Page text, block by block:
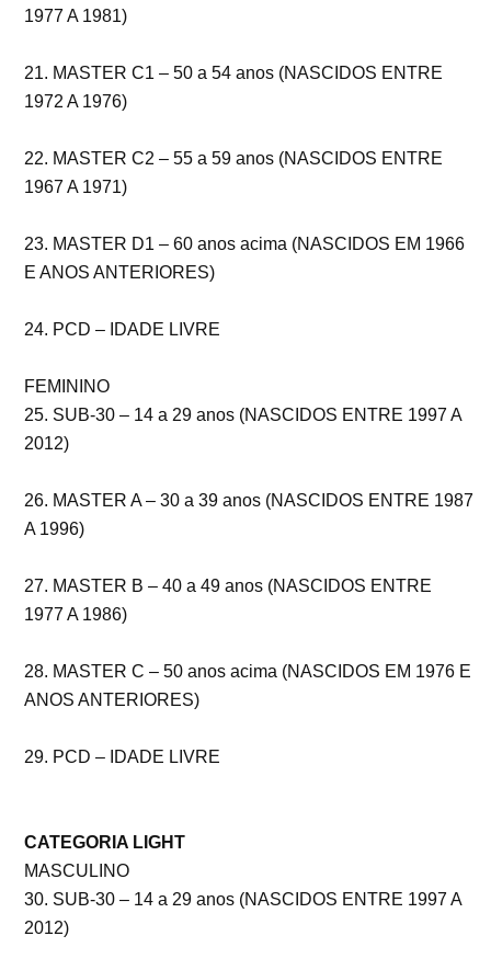
1977 A 1981)
21. MASTER C1 – 50 a 54 anos (NASCIDOS ENTRE
1972 A 1976)
22. MASTER C2 – 55 a 59 anos (NASCIDOS ENTRE
1967 A 1971)
23. MASTER D1 – 60 anos acima (NASCIDOS EM 1966
E ANOS ANTERIORES)
24. PCD – IDADE LIVRE
FEMININO
25. SUB-30 – 14 a 29 anos (NASCIDOS ENTRE 1997 A
2012)
26. MASTER A – 30 a 39 anos (NASCIDOS ENTRE 1987
A 1996)
27. MASTER B – 40 a 49 anos (NASCIDOS ENTRE
1977 A 1986)
28. MASTER C – 50 anos acima (NASCIDOS EM 1976 E
ANOS ANTERIORES)
29. PCD – IDADE LIVRE
CATEGORIA LIGHT
MASCULINO
30. SUB-30 – 14 a 29 anos (NASCIDOS ENTRE 1997 A
2012)